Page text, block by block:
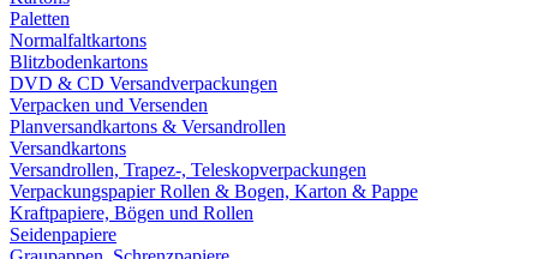
Paletten
Normalfaltkartons
Blitzbodenkartons
DVD & CD Versandverpackungen
Verpacken und Versenden
Planversandkartons & Versandrollen
Versandkartons
Versandrollen, Trapez-, Teleskopverpackungen
Verpackungspapier Rollen & Bogen, Karton & Pappe
Kraftpapiere, Bögen und Rollen
Seidenpapiere